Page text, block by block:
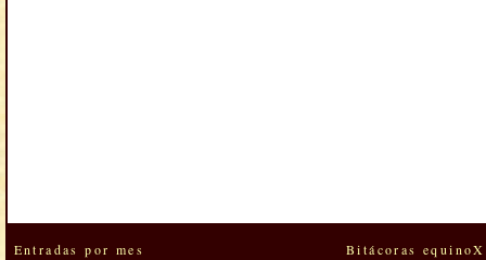
Entradas por mes Bitácoras